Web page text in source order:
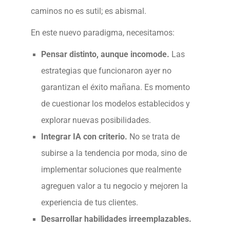
caminos no es sutil; es abismal.
En este nuevo paradigma, necesitamos:
Pensar distinto, aunque incomode. Las
estrategias que funcionaron ayer no
garantizan el éxito mañana. Es momento
de cuestionar los modelos establecidos y
explorar nuevas posibilidades.
Integrar IA con criterio. No se trata de
subirse a la tendencia por moda, sino de
implementar soluciones que realmente
agreguen valor a tu negocio y mejoren la
experiencia de tus clientes.
Desarrollar habilidades irreemplazables.